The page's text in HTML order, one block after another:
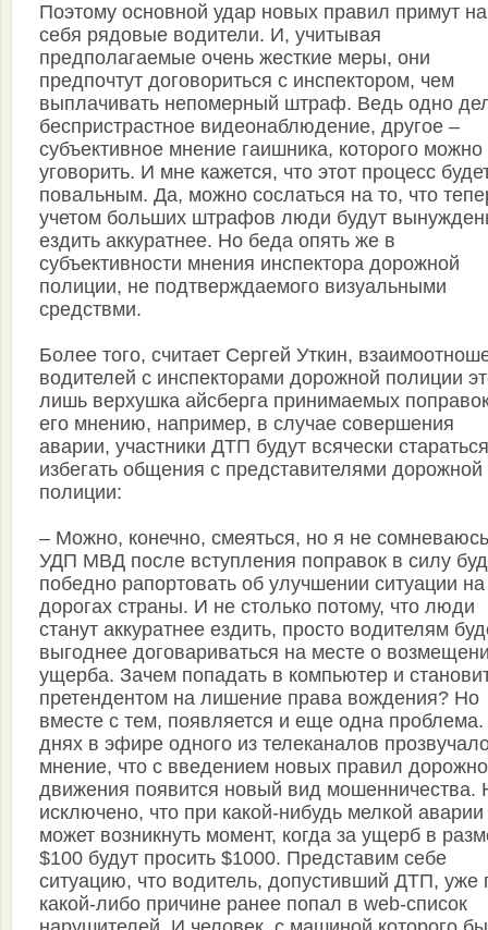
Поэтому основной удар новых правил примут на
себя рядовые водители. И, учитывая
предполагаемые очень жесткие меры, они
предпочтут договориться с инспектором, чем
выплачивать непомерный штраф. Ведь одно
беспристрастное видеонаблюдение, другое –
субъективное мнение гаишника, которого можно
уговорить. И мне кажется, что этот процесс
повальным. Да, можно сослаться на то, что
учетом больших штрафов люди будут
ездить аккуратнее. Но беда опять же в
субъективности мнения инспектора дорожной
полиции, не подтверждаемого визуальными
средствми.
Более того, считает Сергей Уткин,
водителей с инспекторами дорожной полиции
лишь верхушка айсберга принимаемых
его мнению, например, в случае совершения
аварии, участники ДТП будут всячески стараться
избегать общения с представителями дорожной
полиции:
– Можно, конечно, смеяться, но я не
УДП МВД после вступления поправок в силу
победно рапортовать об улучшении ситуации на
дорогах страны. И не столько потому, что люди
станут аккуратнее ездить, просто водителям
выгоднее договариваться на месте о
ущерба. Зачем попадать в компьютер и
претендентом на лишение права вождения? Но
вместе с тем, появляется и еще одна
днях в эфире одного из телеканалов
мнение, что с введением новых правил
движения появится новый вид мошенничества.
исключено, что при какой-нибудь мелкой аварии
может возникнуть момент, когда за ущерб в
$100 будут просить $1000. Представим себе
ситуацию, что водитель, допустивший ДТП, уже
какой-либо причине ранее попал в web-список